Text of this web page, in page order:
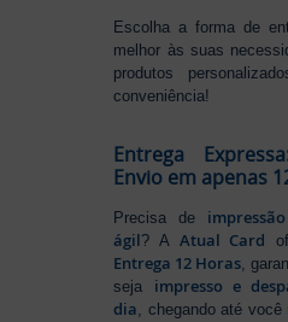
Escolha a forma de
melhor às suas
produtos
conveniência!
Entrega
Envio em apenas
Precisa de
ágil? A Atual Card
Entrega 12 Horas,
seja impresso e
dia, chegando até